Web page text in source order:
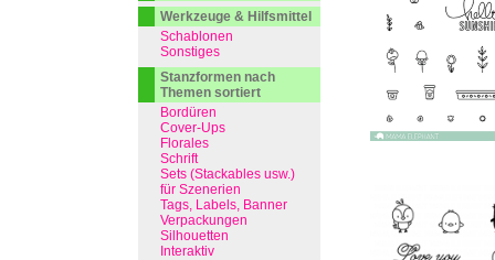
Werkzeuge & Hilfsmittel
Schablonen
Sonstiges
Stanzformen nach
Themen sortiert
Bordüren
Cover-Ups
Florales
Schrift
Sets (Stackables usw.)
für Szenerien
Tags, Labels, Banner
Verpackungen
Silhouetten
Interaktiv